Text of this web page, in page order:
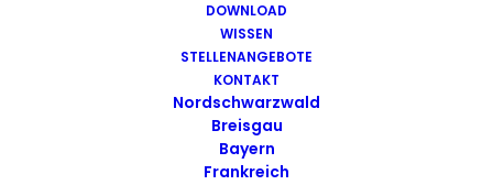
DOWNLOAD
WISSEN
STELLENANGEBOTE
KONTAKT
Nordschwarzwald
Breisgau
Bayern
Frankreich
Vier Fachvorträge, viermal geballtes Expertenwissen
zu Themen wie dem regionalen Klimawandel, dem
Einsatz von Nützlingen im öffentlichen Grün, der
Etablierung innovativer Staudenmischpflanzungen
sowie Aspekten aus der aktuellen FLL-Empfehlung für
Baumpflanzungen Teil 1, waren Inhalte des 11.
corthum-Fachseminars in Marxzell Ende Februar 2016.